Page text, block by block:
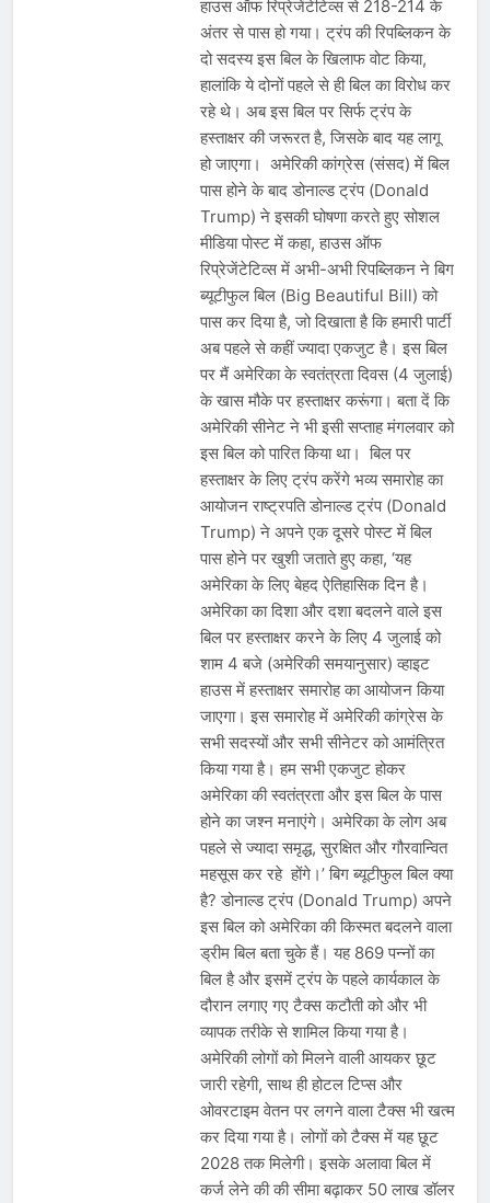
देशभर में विशेष कार्यक्रमों के जरिए भारतीय
बुनकरों और पारंपरिक वस्त्रों को मिलेगा बढ़ावा
August 2, 2026
प्रधानमंत्री नरेंद्र मोदी ने भोगापुरम
अंतरराष्ट्रीय हवाई अड्डे का उद्घाटन किया,
आंध्र प्रदेश में ₹18,000 करोड़ की विकास
परियोजनाओं की शुरुआत
August 2, 2026
केंद्र सरकार ने विस्तारित Khelo India
Scheme को मंजूरी दी, खेल ढाँचे को मजबूत
करने के लिए ₹36,441 करोड़ का बड़ा
हाउस ऑफ रिप्रेजेंटेटिव्स से 218-214 के
अंतर से पास हो गया। ट्रंप की रिपब्लिकन के
दो सदस्य इस बिल के खिलाफ वोट किया,
हालांकि ये दोनों पहले से ही बिल का विरोध कर
रहे थे। अब इस बिल पर सिर्फ ट्रंप के
हस्ताक्षर की जरूरत है, जिसके बाद यह लागू
हो जाएगा। अमेरिकी कांग्रेस (संसद) में बिल
पास होने के बाद डोनाल्ड ट्रंप (Donald
Trump) ने इसकी घोषणा करते हुए सोशल
मीडिया पोस्ट में कहा, हाउस ऑफ
रिप्रेजेंटेटिव्स में अभी-अभी रिपब्लिकन ने बिग
ब्यूटीफुल बिल (Big Beautiful Bill) को
पास कर दिया है, जो दिखाता है कि हमारी पार्टी
अब पहले से कहीं ज्यादा एकजुट है। इस बिल
पर मैं अमेरिका के स्वतंत्रता दिवस (4 जुलाई)
के खास मौके पर हस्ताक्षर करूंगा। बता दें कि
अमेरिकी सीनेट ने भी इसी सप्ताह मंगलवार को
इस बिल को पारित किया था। बिल पर
हस्ताक्षर के लिए ट्रंप करेंगे भव्य समारोह का
आयोजन राष्ट्रपति डोनाल्ड ट्रंप (Donald
Trump) ने अपने एक दूसरे पोस्ट में बिल
पास होने पर खुशी जताते हुए कहा, ‘यह
अमेरिका के लिए बेहद ऐतिहासिक दिन है।
अमेरिका का दिशा और दशा बदलने वाले इस
बिल पर हस्ताक्षर करने के लिए 4 जुलाई को
शाम 4 बजे (अमेरिकी समयानुसार) व्हाइट
हाउस में हस्ताक्षर समारोह का आयोजन किया
जाएगा। इस समारोह में अमेरिकी कांग्रेस के
सभी सदस्यों और सभी सीनेटर को आमंत्रित
किया गया है। हम सभी एकजुट होकर
अमेरिका की स्वतंत्रता और इस बिल के पास
होने का जश्न मनाएंगे। अमेरिका के लोग अब
पहले से ज्यादा समृद्ध, सुरक्षित और गौरवान्वित
महसूस कर रहे होंगे।’ बिग ब्यूटीफुल बिल क्या
है? डोनाल्ड ट्रंप (Donald Trump) अपने
इस बिल को अमेरिका की किस्मत बदलने वाला
ड्रीम बिल बता चुके हैं। यह 869 पन्नों का
बिल है और इसमें ट्रंप के पहले कार्यकाल के
दौरान लगाए गए टैक्स कटौती को और भी
व्यापक तरीके से शामिल किया गया है।
अमेरिकी लोगों को मिलने वाली आयकर छूट
जारी रहेगी, साथ ही होटल टिप्स और
ओवरटाइम वेतन पर लगने वाला टैक्स भी खत्म
कर दिया गया है। लोगों को टैक्स में यह छूट
2028 तक मिलेगी। इसके अलावा बिल में
कर्ज लेने की की सीमा बढ़ाकर 50 लाख डॉलर